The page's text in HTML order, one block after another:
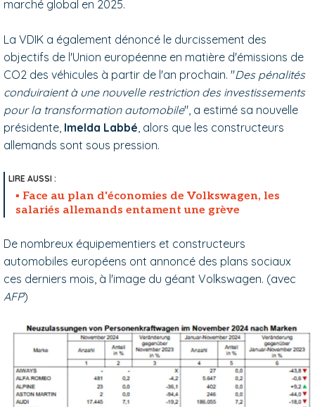
marché global en 2025.
La VDIK a également dénoncé le durcissement des
objectifs de l'Union européenne en matière d'émissions de
CO2 des véhicules à partir de l'an prochain. "Des pénalités
conduiraient à une nouvelle restriction des investissements
pour la transformation automobile", a estimé sa nouvelle
présidente, Imelda Labbé , alors que les constructeurs
allemands sont sous pression.
Face au plan d'économies de Volkswagen, les
salariés allemands entament une grève
De nombreux équipementiers et constructeurs
automobiles européens ont annoncé des plans sociaux
ces derniers mois, à l'image du géant Volkswagen. (avec
AFP)